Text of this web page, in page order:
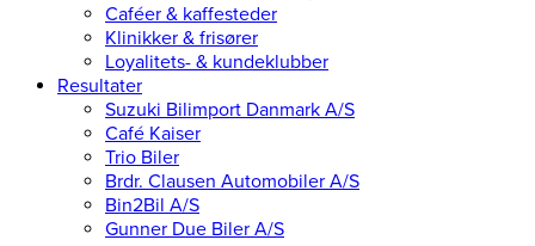
Caféer & kaffesteder
Klinikker & frisører
Loyalitets- & kundeklubber
Resultater
Suzuki Bilimport Danmark A/S
Café Kaiser
Trio Biler
Brdr. Clausen Automobiler A/S
Bin2Bil A/S
Gunner Due Biler A/S